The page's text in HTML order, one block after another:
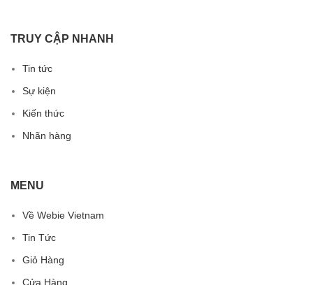
TRUY CẬP NHANH
Tin tức
Sự kiện
Kiến thức
Nhãn hàng
MENU
Về Webie Vietnam
Tin Tức
Giỏ Hàng
Cửa Hàng